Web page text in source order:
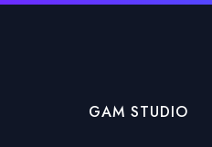
GAM STUDIO